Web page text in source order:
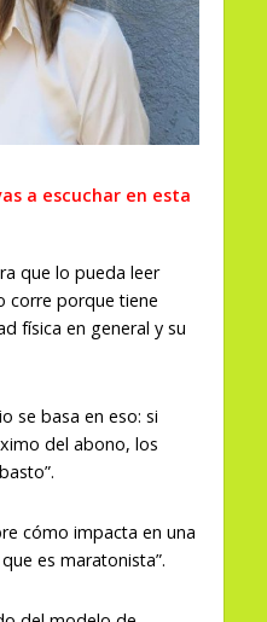
a escuchar en esta
que lo pueda leer
corre porque tiene
física en general y su
se basa en eso: si
del abono, los
cómo impacta en una
es maratonista”.